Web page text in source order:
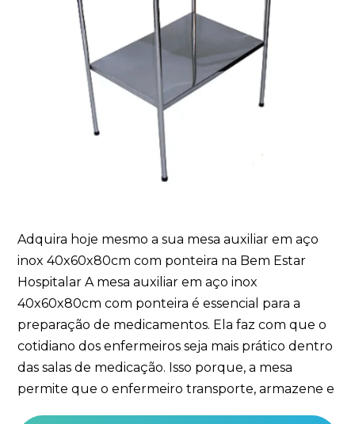
Adquira hoje mesmo a sua mesa auxiliar em aço
inox 40x60x80cm com ponteira na Bem Estar
Hospitalar A mesa auxiliar em aço inox
40x60x80cm com ponteira é essencial para a
preparação de medicamentos. Ela faz com que o
cotidiano dos enfermeiros seja mais prático dentro
das salas de medicação. Isso porque, a mesa
permite que o enfermeiro transporte, armazene e